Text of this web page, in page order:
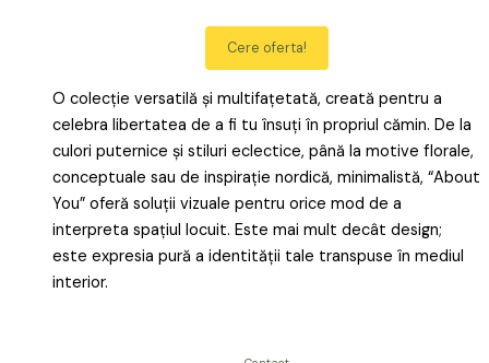
Cere oferta!
O colecție versatilă și multifațetată, creată pentru a
celebra libertatea de a fi tu însuți în propriul cămin. De la
culori puternice și stiluri eclectice, până la motive florale,
conceptuale sau de inspirație nordică, minimalistă, “About
You” oferă soluții vizuale pentru orice mod de a
interpreta spațiul locuit. Este mai mult decât design;
este expresia pură a identității tale transpuse în mediul
interior.